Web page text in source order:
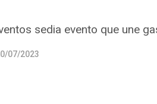
sedia evento que une
07/2023